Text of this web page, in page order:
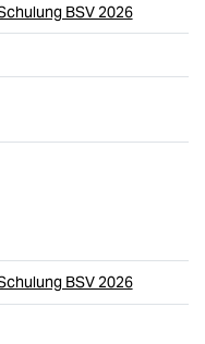
BSV 2026
BSV 2026